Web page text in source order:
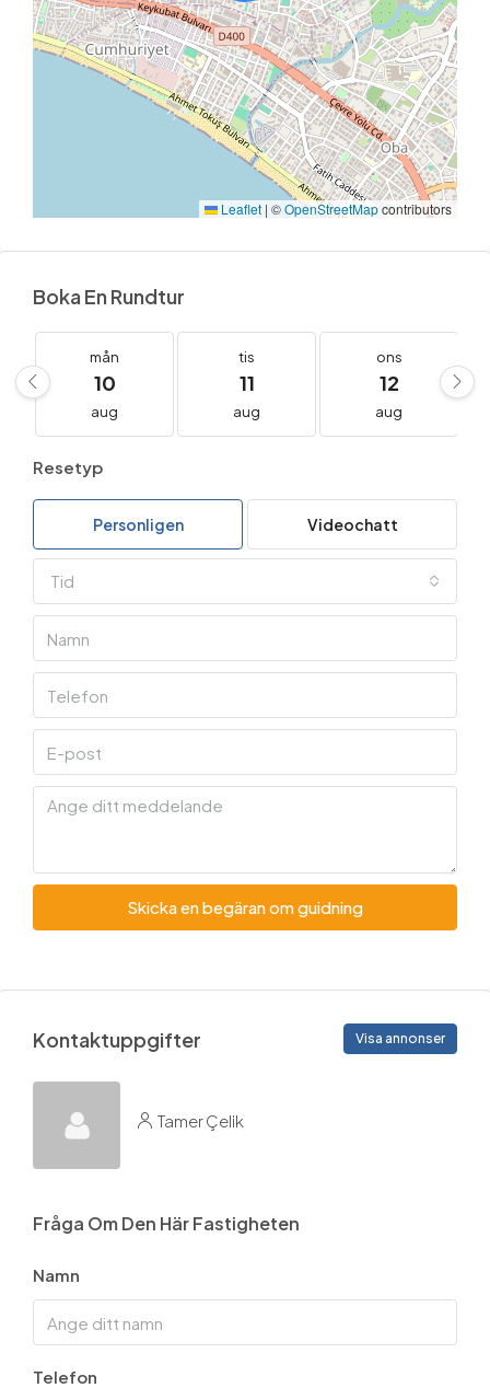
Leaflet | ©OpenStreetMapcontributors
Boka En Rundtur
mån
10
aug
tis
11
aug
ons
12
aug
Resetyp
Personligen Videochatt
Tid
Skicka en begäran om guidning
Kontaktuppgifter Visa annonser
Tamer Çelik
Fråga Om Den Här Fastigheten
Namn
Telefon